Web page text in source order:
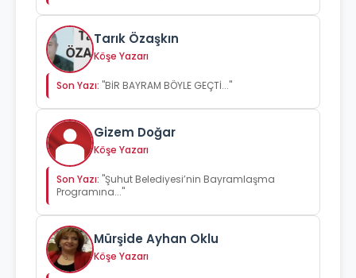
Tarık Özaşkın
Köşe Yazarı
Son Yazı: "BİR BAYRAM BÖYLE GEÇTİ..."
Gizem Doğar
Köşe Yazarı
Son Yazı: "Şuhut Belediyesi’nin Bayramlaşma
Programına..."
Mürşide Ayhan Oklu
Köşe Yazarı